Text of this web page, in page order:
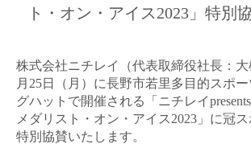
ト・オン・アイス2023 」特別
株式会社ニチレイ（代表取締役社長：大
月 25日（月）に長野市若里多目的スポ
グハットで開催される「ニチレイpresents
メダリスト・オン・アイス 2023 」に冠
特別協賛いたします。